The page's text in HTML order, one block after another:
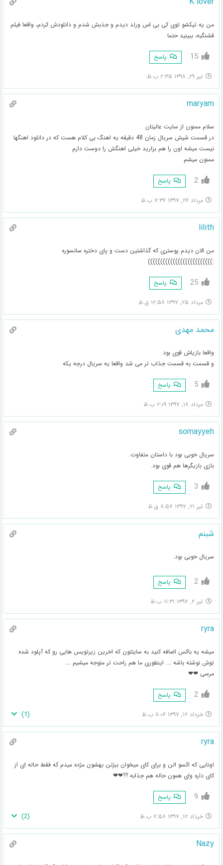
من یه تیکشو توی کی بی اس ورلد دیدم و جذبش شدم و دانلودش کردم، واقعا فیلم
قشنگیه، ببینید حتما
15 پاسخ
تیر ۲۹, ۱۳۹۸ ۲:۳۵ ب.ظ
maryam
سلام ممنون از سایت عالیتان
در قسمت شیش سریال زمان 48 دقیقه یه اهنگ بی کلام هست که در دانلود اهنگها
نیست میشه اون را هم بزارید خیلی اهنگش را دوست دارم
ممنون میشم
2 پاسخ
مرداد ۲۶, ۱۳۹۷ ۷:۳۶ ب.ظ
lilith
من الان دیدم پوستری که گذاشتین دست و پای دختره سانسوره
:))))))))))))))))))))))))))
25 پاسخ
مرداد ۲۵, ۱۳۹۷ ۱۲:۵۸ ق.ظ
محمد مهدی
واقعا بازیاش قوی بود
و قسمت به قسمت جذاب تر می شد واقعا یه سریال درجه یکه
5 پاسخ
مرداد ۱۸, ۱۳۹۷ ۲:۰۹ ب.ظ
somayyeh
سریال خوبی بود با داستان متفاوت.
بازی بازیگرها هم قوی بود.
3 پاسخ
تیر ۲۱, ۱۳۹۷ ۸:۵۷ ق.ظ
شبنم
سریال خوبی بود.
2 پاسخ
تیر ۲, ۱۳۹۷ ۱۱:۳۱ ب.ظ
ryra
میشه یه باکس اضافه کنید به سایتتون که اخرین زیرتویس هایی رو که آپلود شده
توش نوشته باشه …. اینطوری ما هم راحت تر متوجه میشیم ….
مرسی ❤❤
2 پاسخ
خرداد ۱۲, ۱۳۹۷ ۸:۰۶ ب.ظ (
1
)
ryra
اونایی که اکسو الن و برای کای میخوان ببژنن بهشون مژده میدم که فقط حاله ای از
کای داره وای همون حاله هم جذابه ??❤❤
9 پاسخ
خرداد ۱۲, ۱۳۹۷ ۷:۵۸ ب.ظ (
2
)
Nazy